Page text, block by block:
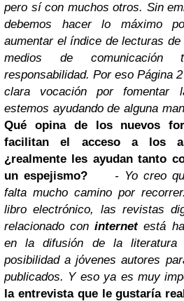
pero sí con muchos otros. Sin
debemos hacer lo máximo
aumentar el índice de lecturas
medios de comunicación
responsabilidad. Por eso Página
clara vocación por fomentar
estemos ayudando de alguna
Qué opina de los nuevos
facilitan el acceso a los
¿realmente les ayudan tanto
un espejismo?- Yo creo que
falta mucho camino por
libro electrónico, las revistas
relacionado coninternetestá
en la difusión de la literatura
posibilidad a jóvenes autores
publicados. Y eso ya es muy
la entrevista que le gustaría